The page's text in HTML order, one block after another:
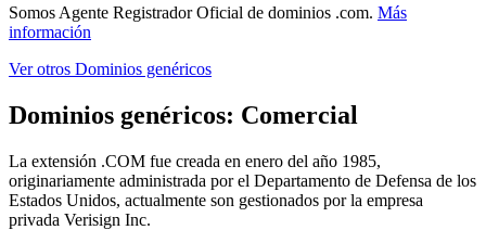
Somos Agente Registrador Oficial de dominios .com. Más
información
Ver otros Dominios genéricos
Dominios genéricos: Comercial
La extensión .COM fue creada en enero del año 1985,
originariamente administrada por el Departamento de Defensa de los
Estados Unidos, actualmente son gestionados por la empresa
privada Verisign Inc.